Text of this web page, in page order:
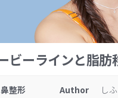
ビーラインと脂肪
整形 Author し